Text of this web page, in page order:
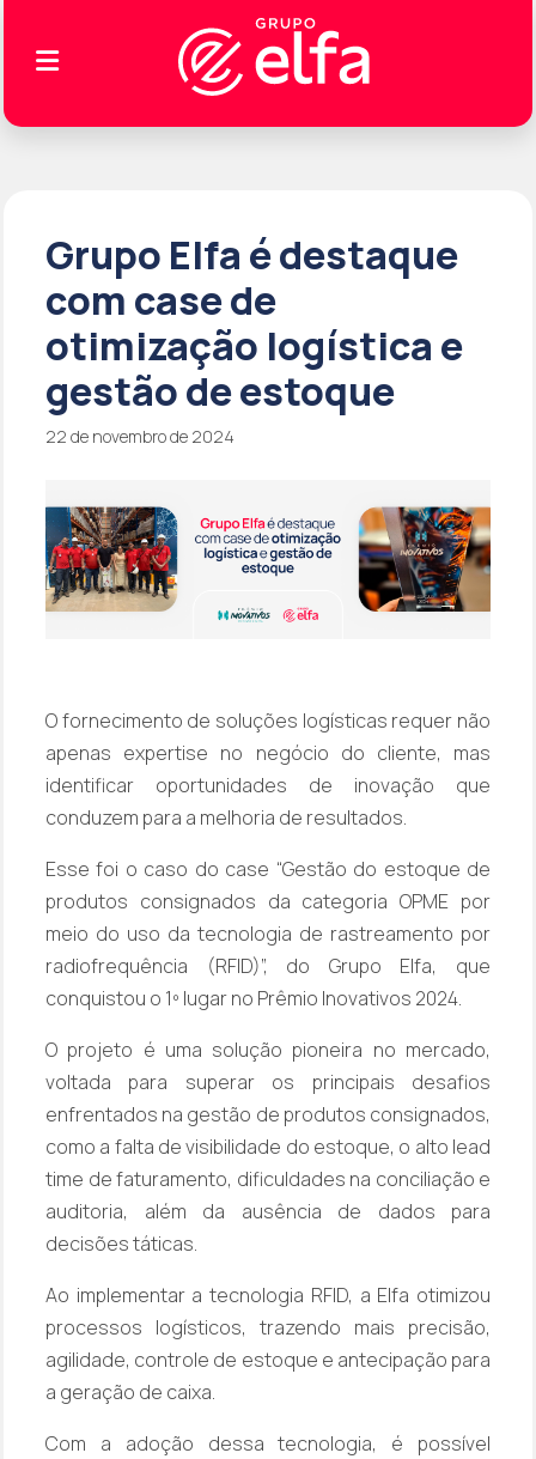
Grupo Elfa é destaque
com case de
otimização logística e
gestão de estoque
22 de novembro de 2024
O fornecimento de soluções logísticas requer não
apenas expertise no negócio do cliente, mas
identificar oportunidades de inovação que
conduzem para a melhoria de resultados.
Esse foi o caso do case “Gestão do estoque de
produtos consignados da categoria OPME por
meio do uso da tecnologia de rastreamento por
radiofrequência (RFID)”, do Grupo Elfa, que
conquistou o 1º lugar no Prêmio Inovativos 2024.
O projeto é uma solução pioneira no mercado,
voltada para superar os principais desafios
enfrentados na gestão de produtos consignados,
como a falta de visibilidade do estoque, o alto lead
time de faturamento, dificuldades na conciliação e
auditoria, além da ausência de dados para
decisões táticas.
Ao implementar a tecnologia RFID, a Elfa otimizou
processos logísticos, trazendo mais precisão,
agilidade, controle de estoque e antecipação para
a geração de caixa.
Com a adoção dessa tecnologia, é possível